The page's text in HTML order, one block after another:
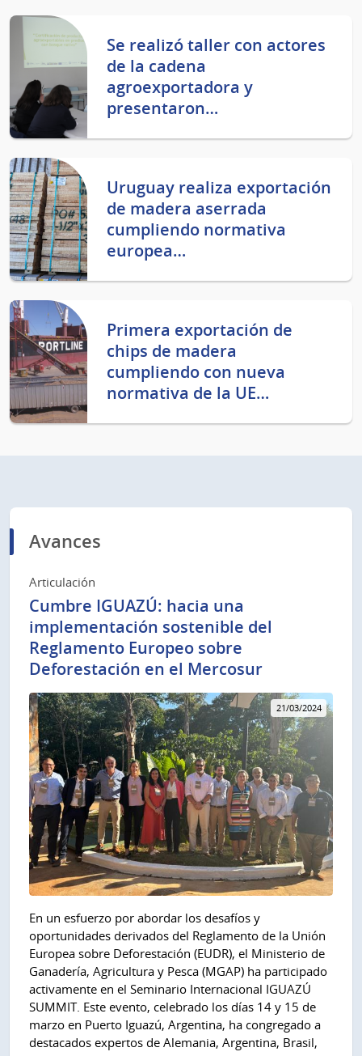
Se realizó taller con actores
de la cadena
agroexportadora y
presentaron…
Uruguay realiza exportación
de madera aserrada
cumpliendo normativa
europea…
Primera exportación de
chips de madera
cumpliendo con nueva
normativa de la UE…
Avances
Articulación
Cumbre IGUAZÚ: hacia una
implementación sostenible del
Reglamento Europeo sobre
Deforestación en el Mercosur
21/03/2024
En un esfuerzo por abordar los desafíos y
oportunidades derivados del Reglamento de la Unión
Europea sobre Deforestación (EUDR), el Ministerio de
Ganadería, Agricultura y Pesca (MGAP) ha participado
activamente en el Seminario Internacional IGUAZÚ
SUMMIT. Este evento, celebrado los días 14 y 15 de
marzo en Puerto Iguazú, Argentina, ha congregado a
destacados expertos de Alemania, Argentina, Brasil,